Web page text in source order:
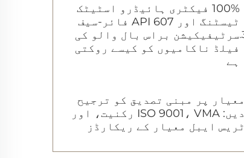
100% فیکٹری ہائیڈرو اسٹیٹک
ٹیسٹنگ اور API 607 فائر-سیف
سرٹیفیکیشن براس بال والو کی
فیلڈ ناکامیوں کو کیسے روکتی
ہے
معیار پر مبنی تصدیق کو ترجیح
دیں: ISO 9001، VMA رکنیت، اور
ٹریس ایبل معیار کے ریکارڈز